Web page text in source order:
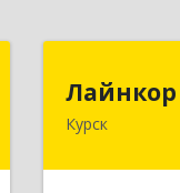
Лайнкор
Курск
305021,